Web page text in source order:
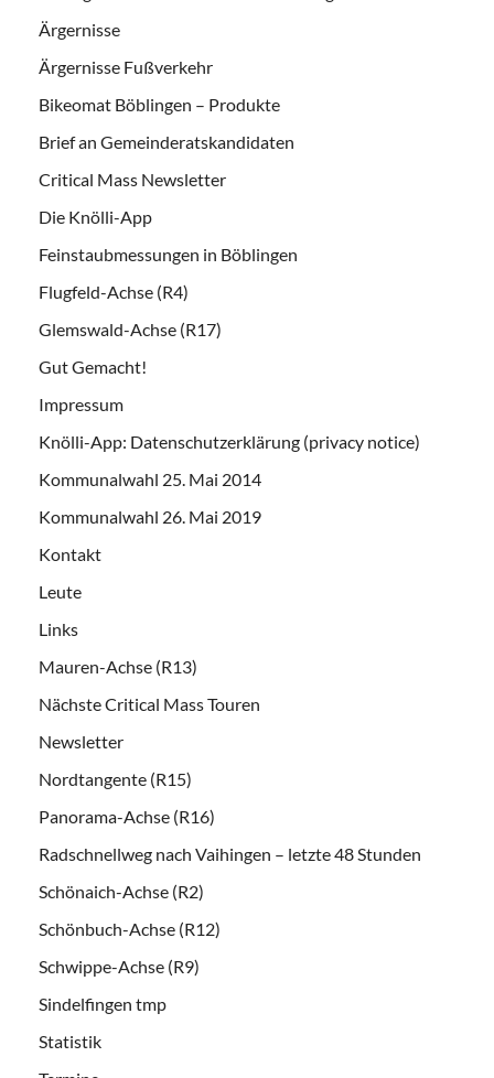
Ärgernisse
Ärgernisse Fußverkehr
Bikeomat Böblingen – Produkte
Brief an Gemeinderatskandidaten
Critical Mass Newsletter
Die Knölli-App
Feinstaubmessungen in Böblingen
Flugfeld-Achse (R4)
Glemswald-Achse (R17)
Gut Gemacht!
Impressum
Knölli-App: Datenschutzerklärung (privacy notice)
Kommunalwahl 25. Mai 2014
Kommunalwahl 26. Mai 2019
Kontakt
Leute
Links
Mauren-Achse (R13)
Nächste Critical Mass Touren
Newsletter
Nordtangente (R15)
Panorama-Achse (R16)
Radschnellweg nach Vaihingen – letzte 48 Stunden
Schönaich-Achse (R2)
Schönbuch-Achse (R12)
Schwippe-Achse (R9)
Sindelfingen tmp
Statistik